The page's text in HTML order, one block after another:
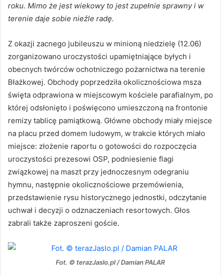
roku. Mimo że jest wiekowy to jest zupełnie sprawny i w
terenie daje sobie nieźle radę.
Z okazji zacnego jubileuszu w minioną niedzielę (12.06)
zorganizowano uroczystości upamiętniające byłych i
obecnych twórców ochotniczego pożarnictwa na terenie
Błażkowej. Obchody poprzedziła okolicznościowa msza
święta odprawiona w miejscowym kościele parafialnym, po
której odsłonięto i poświęcono umieszczoną na frontonie
remizy tablicę pamiątkową. Główne obchody miały miejsce
na placu przed domem ludowym, w trakcie których miało
miejsce: złożenie raportu o gotowości do rozpoczęcia
uroczystości prezesowi OSP, podniesienie flagi
związkowej na maszt przy jednoczesnym odegraniu
hymnu, następnie okolicznościowe przemówienia,
przedstawienie rysu historycznego jednostki, odczytanie
uchwał i decyzji o odznaczeniach resortowych. Głos
zabrali także zaproszeni goście.
Fot. © terazJaslo.pl / Damian PALAR